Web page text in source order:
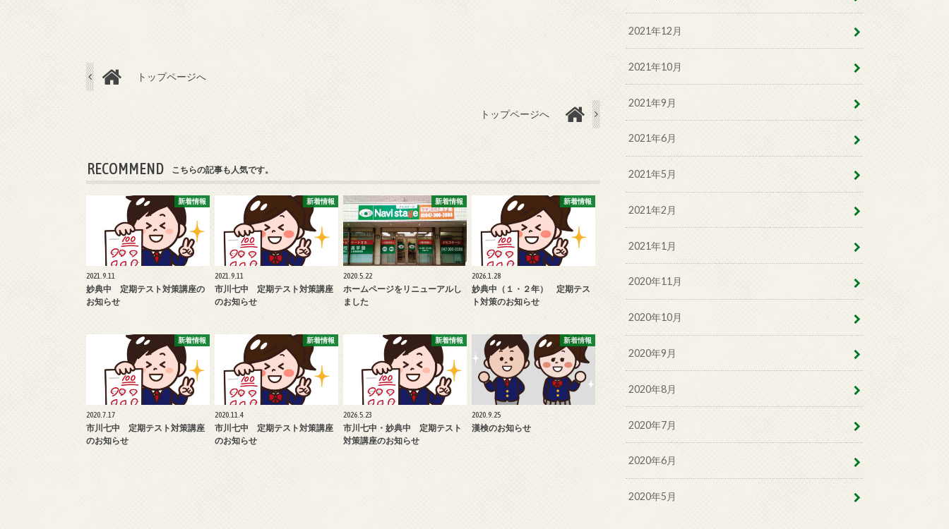
トップページへ
トップページへ
RECOMMEND こちらの記事も人気です。
新着情報
2021.9.11
妙典中 定期テスト対策講座の
お知らせ
新着情報
2021.9.11
市川七中 定期テスト対策講座
のお知らせ
新着情報
2020.5.22
ホームページをリニューアルし
ました
新着情報
2026.1.28
妙典中（１・２年） 定期テス
ト対策のお知らせ
新着情報
2020.7.17
市川七中 定期テスト対策講座
のお知らせ
新着情報
2020.11.4
市川七中 定期テスト対策講座
のお知らせ
新着情報
2026.5.23
市川七中・妙典中 定期テスト
対策講座のお知らせ
新着情報
2020.9.25
漢検のお知らせ
2021年12月
2021年10月
2021年9月
2021年6月
2021年5月
2021年2月
2021年1月
2020年11月
2020年10月
2020年9月
2020年8月
2020年7月
2020年6月
2020年5月